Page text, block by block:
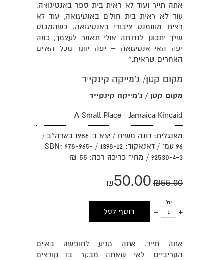
אתה תייר ועוד לא ראית בית ספר באנטיגואה,
עוד לא ראית בית חולים באנטיגואה, עוד לא
ראית מונומנט ציבורי באנטיגואה. כשהמטוס
שלך יתכונן לנחיתה אולי תאמר לעצמך, כמה
יפה האי אנטיגואה – יפה יותר מכל האיים
האחרים שראית.״
מקום קטן/ ג'מייקה קינקייד
מקום קטן / ג׳מייקה קינקייד
A Small Place | Jamaica Kincaid
מאנגלית: רונה משיח / יצא ב-1988 בארה״ב /
96 עמ׳ / דאנאקוד: 1398-12 / ISBN: 978-965-
92530-4-3 / מחיר כריכה רכה: 55 ₪
₪55.00
₪50.00
יח'
עוד
אחד
הוסף לסל
אתה תייר. אתה מגיע לחופשה באיים
הקריביים. לאי שאתה מבקר בו קוראים